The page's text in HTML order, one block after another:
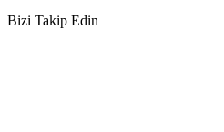
Bizi Takip Edin